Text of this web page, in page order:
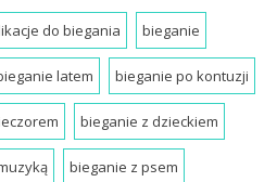
do biegania bieganie
latem bieganie po kontuzji
bieganie z dzieckiem
bieganie z psem